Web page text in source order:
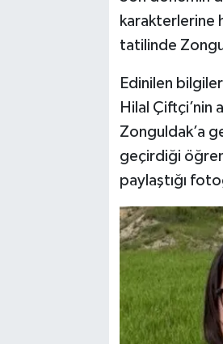
karakterlerine
tatilinde
Edinilen
Hilal Çiftçi’nin
Zonguldak’a
geçirdiği
paylaştığı